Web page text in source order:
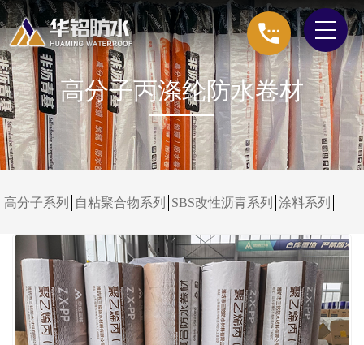
高分子丙涤纶防水卷材
高分子系列 自粘聚合物系列 SBS改性沥青系列 涂料系列